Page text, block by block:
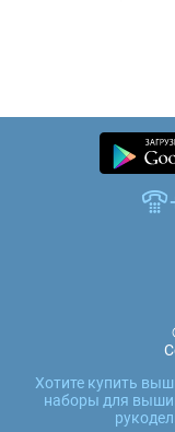
Хотите купить
наборы для